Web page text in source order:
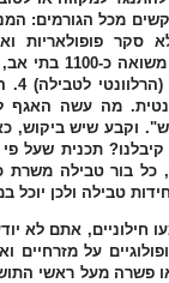
מכל הגורמים:
סקר פופולאריות
מה עשה האגף
וקבע שיש ביקוש,
תכנית שעל
יוכל בממוצע לשרת 46 טובלות
חילוניים, אתם לא
על
פשרה מעל ראשי